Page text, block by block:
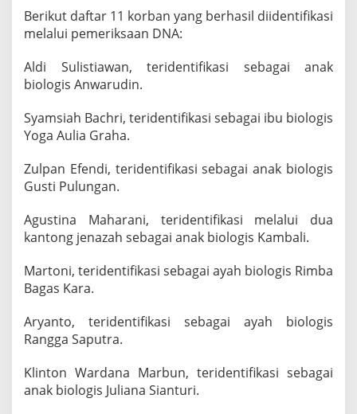
r
d
n
t
k
s
Berikut daftar 11 korban yang berhasil diidentifikasi
melalui pemeriksaan DNA:
Aldi Sulistiawan, teridentifikasi sebagai anak
biologis Anwarudin.
Syamsiah Bachri, teridentifikasi sebagai ibu biologis
Yoga Aulia Graha.
Zulpan Efendi, teridentifikasi sebagai anak biologis
Gusti Pulungan.
Agustina Maharani, teridentifikasi melalui dua
kantong jenazah sebagai anak biologis Kambali.
Martoni, teridentifikasi sebagai ayah biologis Rimba
Bagas Kara.
Aryanto, teridentifikasi sebagai ayah biologis
Rangga Saputra.
Klinton Wardana Marbun, teridentifikasi sebagai
anak biologis Juliana Sianturi.